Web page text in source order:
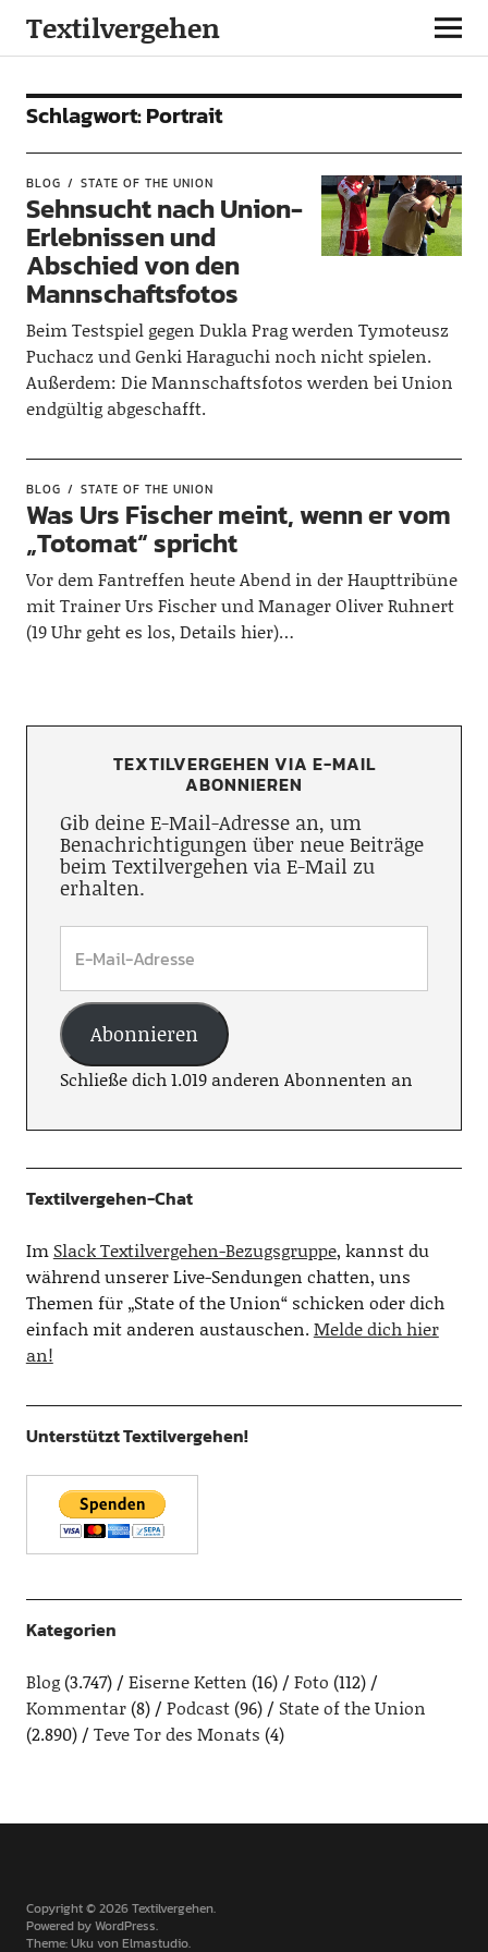
Textilvergehen
Schlagwort:Portrait
BLOG STATE OF THE UNION
Sehnsucht nach Union-
Erlebnissen und
Abschied von den
Mannschaftsfotos
Beim Testspiel gegen Dukla Prag werden Tymoteusz
Puchacz und Genki Haraguchi noch nicht spielen.
Außerdem: Die Mannschaftsfotos werden bei Union
endgültig abgeschafft.
BLOG STATE OF THE UNION
Was Urs Fischer meint, wenn er vom
„Totomat“ spricht
Vor dem Fantreffen heute Abend in der Haupttribüne
mit Trainer Urs Fischer und Manager Oliver Ruhnert
(19 Uhr geht es los, Details hier)…
TEXTILVERGEHEN VIA E-MAIL
ABONNIEREN
Gib deine E-Mail-Adresse an, um
Benachrichtigungen über neue Beiträge
beim Textilvergehen via E-Mail zu
erhalten.
Abonnieren
Schließe dich 1.019 anderen Abonnenten an
Textilvergehen-Chat
Im Slack Textilvergehen-Bezugsgruppe, kannst du
während unserer Live-Sendungen chatten, uns
Themen für „State of the Union“ schicken oder dich
einfach mit anderen austauschen.Melde dich hier
an!
Unterstützt Textilvergehen!
Kategorien
Blog(3.747) Eiserne Ketten (16) Foto (112)
Kommentar(8) Podcast(96)
State of the Union
(2.890)
Teve Tor des Monats (4)
Copyright © 2026 Textilvergehen
Powered byWordPress
Theme: Uku vonElmastudio